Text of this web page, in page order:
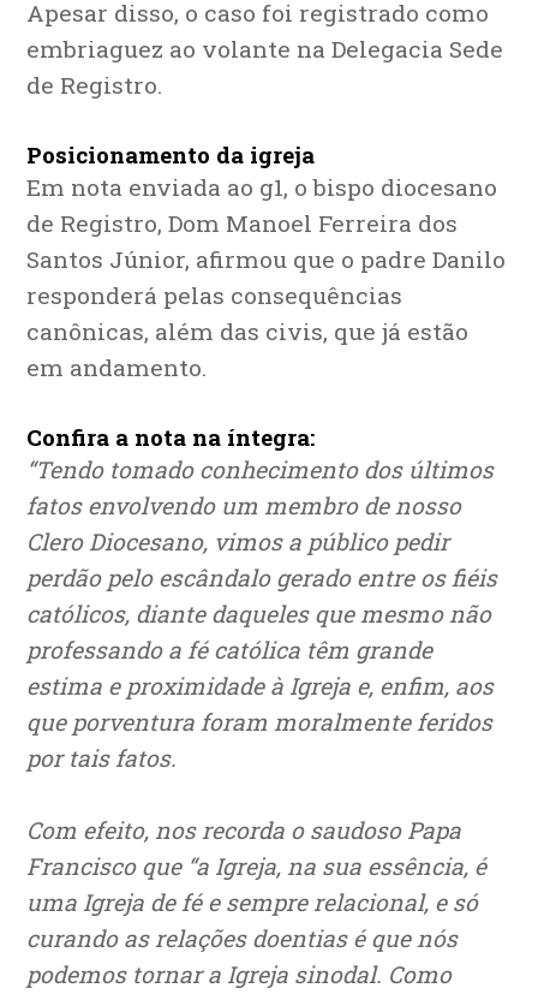
Apesar disso, o caso foi registrado como
embriaguez ao volante na Delegacia Sede
de Registro.
Posicionamento da igreja
Em nota enviada ao g1, o bispo diocesano
de Registro, Dom Manoel Ferreira dos
Santos Júnior, afirmou que o padre Danilo
responderá pelas consequências
canônicas, além das civis, que já estão
em andamento.
Confira a nota na íntegra:
“Tendo tomado conhecimento dos últimos
fatos envolvendo um membro de nosso
Clero Diocesano, vimos a público pedir
perdão pelo escândalo gerado entre os fiéis
católicos, diante daqueles que mesmo não
professando a fé católica têm grande
estima e proximidade à Igreja e, enfim, aos
que porventura foram moralmente feridos
por tais fatos.
Com efeito, nos recorda o saudoso Papa
Francisco que “a Igreja, na sua essência, é
uma Igreja de fé e sempre relacional, e só
curando as relações doentias é que nós
podemos tornar a Igreja sinodal. Como